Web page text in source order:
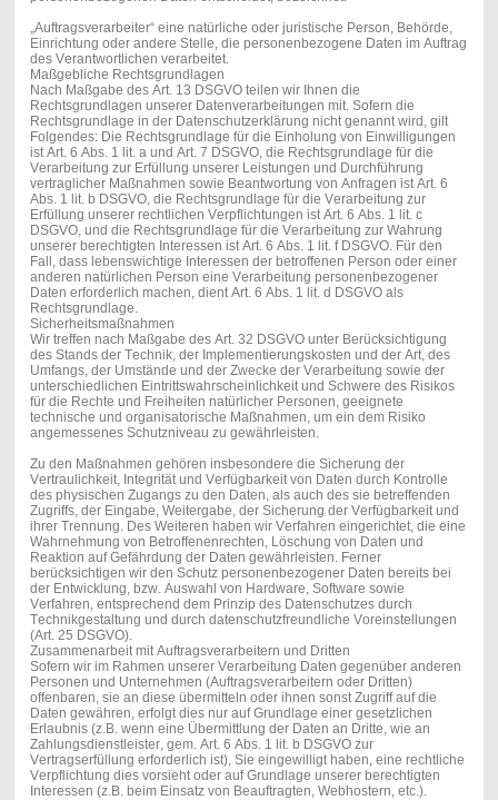
„Auftragsverarbeiter“ eine natürliche oder juristische Person, Behörde,
Einrichtung oder andere Stelle, die personenbezogene Daten im Auftrag
des Verantwortlichen verarbeitet.
Maßgebliche Rechtsgrundlagen
Nach Maßgabe des Art. 13 DSGVO teilen wir Ihnen die
Rechtsgrundlagen unserer Datenverarbeitungen mit. Sofern die
Rechtsgrundlage in der Datenschutzerklärung nicht genannt wird, gilt
Folgendes: Die Rechtsgrundlage für die Einholung von Einwilligungen
ist Art. 6 Abs. 1 lit. a und Art. 7 DSGVO, die Rechtsgrundlage für die
Verarbeitung zur Erfüllung unserer Leistungen und Durchführung
vertraglicher Maßnahmen sowie Beantwortung von Anfragen ist Art. 6
Abs. 1 lit. b DSGVO, die Rechtsgrundlage für die Verarbeitung zur
Erfüllung unserer rechtlichen Verpflichtungen ist Art. 6 Abs. 1 lit. c
DSGVO, und die Rechtsgrundlage für die Verarbeitung zur Wahrung
unserer berechtigten Interessen ist Art. 6 Abs. 1 lit. f DSGVO. Für den
Fall, dass lebenswichtige Interessen der betroffenen Person oder einer
anderen natürlichen Person eine Verarbeitung personenbezogener
Daten erforderlich machen, dient Art. 6 Abs. 1 lit. d DSGVO als
Rechtsgrundlage.
Sicherheitsmaßnahmen
Wir treffen nach Maßgabe des Art. 32 DSGVO unter Berücksichtigung
des Stands der Technik, der Implementierungskosten und der Art, des
Umfangs, der Umstände und der Zwecke der Verarbeitung sowie der
unterschiedlichen Eintrittswahrscheinlichkeit und Schwere des Risikos
für die Rechte und Freiheiten natürlicher Personen, geeignete
technische und organisatorische Maßnahmen, um ein dem Risiko
angemessenes Schutzniveau zu gewährleisten.
Zu den Maßnahmen gehören insbesondere die Sicherung der
Vertraulichkeit, Integrität und Verfügbarkeit von Daten durch Kontrolle
des physischen Zugangs zu den Daten, als auch des sie betreffenden
Zugriffs, der Eingabe, Weitergabe, der Sicherung der Verfügbarkeit und
ihrer Trennung. Des Weiteren haben wir Verfahren eingerichtet, die eine
Wahrnehmung von Betroffenenrechten, Löschung von Daten und
Reaktion auf Gefährdung der Daten gewährleisten. Ferner
berücksichtigen wir den Schutz personenbezogener Daten bereits bei
der Entwicklung, bzw. Auswahl von Hardware, Software sowie
Verfahren, entsprechend dem Prinzip des Datenschutzes durch
Technikgestaltung und durch datenschutzfreundliche Voreinstellungen
(Art. 25 DSGVO).
Zusammenarbeit mit Auftragsverarbeitern und Dritten
Sofern wir im Rahmen unserer Verarbeitung Daten gegenüber anderen
Personen und Unternehmen (Auftragsverarbeitern oder Dritten)
offenbaren, sie an diese übermitteln oder ihnen sonst Zugriff auf die
Daten gewähren, erfolgt dies nur auf Grundlage einer gesetzlichen
Erlaubnis (z.B. wenn eine Übermittlung der Daten an Dritte, wie an
Zahlungsdienstleister, gem. Art. 6 Abs. 1 lit. b DSGVO zur
Vertragserfüllung erforderlich ist), Sie eingewilligt haben, eine rechtliche
Verpflichtung dies vorsieht oder auf Grundlage unserer berechtigten
Interessen (z.B. beim Einsatz von Beauftragten, Webhostern, etc.).